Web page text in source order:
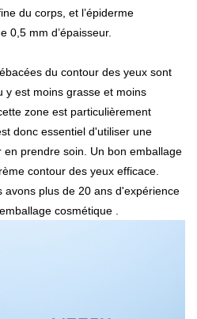
du corps, et l’épiderme
0,5 mm d’épaisseur.
du contour des yeux sont
y est moins grasse et moins
zone est particulièrement
donc essentiel d'utiliser une
prendre soin. Un bon emballage
contour des yeux efficace.
avons plus de 20 ans d'expérience
cosmétique